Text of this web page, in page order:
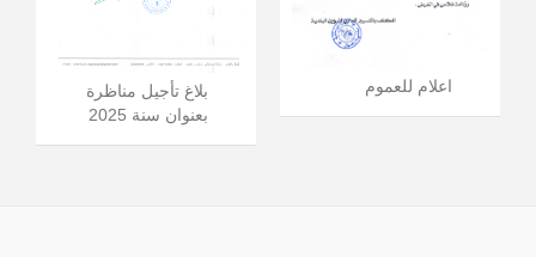
بلاغ تأجيل مناظرة
بعنوان سنة 2025
اعلام للعموم